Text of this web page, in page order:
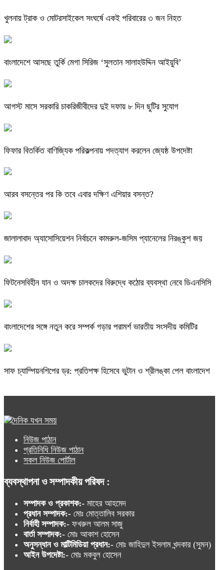
খুলনায় ট্রাক ও মোটরসাইকেল সংঘর্ষে একই পরিবারের ৩ জন নিহত
বাংলাদেশে আসছে তুর্কি মেগা সিরিজ ‘সুলতান সালাহউদ্দিন আইয়ুবি’
আগস্ট মাসে সরকারি চাকরিজীবীদের দুই দফায় ৮ দিন ছুটির সুযোগ
ফিফার বিতর্কিত বাণিজ্যিক পরিকল্পনায় পদত্যাগ করলেন জ্যেষ্ঠ উপদেষ্টা
আরব বসন্তের পর কি তবে এবার দক্ষিণ এশিয়ার বসন্ত?
জালালাবাদ অ্যাসোসিয়েশন নির্বাচনে কামরুল-জসিম প্যানেলের নিরঙ্কুশ জয়
ফিটনেসবিহীন যান ও অদক্ষ চালকদের বিরুদ্ধে কঠোর ব্যবস্থা নেবে ডিএনসিসি
বাংলাদেশের সঙ্গে নতুন করে সম্পর্ক গড়ার পরামর্শ ভারতীয় সংসদীয় কমিটির
সাফ চ্যাম্পিয়নশিপের ড্র: প্রতিপক্ষ হিসেবে ভুটান ও শ্রীলঙ্কা পেল বাংলাদেশ
নিউজ পাঠান
প্রতিনিধি নিউজ পাঠান
সকল নিউজ পোর্টাল
ব্যবস্থাপনা ও সম্পাদকীয় পরিষদ :
সম্পাদক ও প্রকাশক:- মাহের আহমেদ
প্রধান সম্পাদক:- মোঃ মোত্তালিব সরকার
নির্বাহী সম্পাদক:- ফখরুল আলম সাজু
বার্তা সম্পাদক:- মোঃ আকাশ হোসেন
অনুসন্ধান ও মাল্টিমিডিয়া প্রধান:- মোঃ জাহিদুল ইসলাম খন্দকার (সুমন)
আইন উপদেষ্টা:- মোঃ মকবুল হোসেন